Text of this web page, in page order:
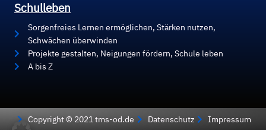
Schulleben
Sorgenfreies Lernen ermöglichen, Stärken nutzen,
Schwächen überwinden
Projekte gestalten, Neigungen fördern, Schule leben
A bis Z
Copyright © 2021 tms-od.de Datenschutz Impressum